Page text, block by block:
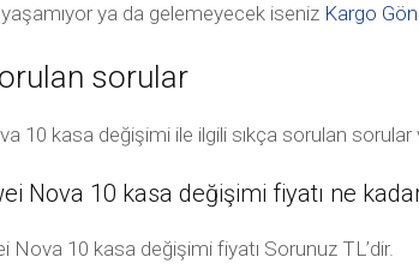
ya da gelemeyecek iseniz Kargo
sorular
10 kasa değişimi ile ilgili sıkça sorulan sorular
Nova 10 kasa değişimi fiyatı ne
Nova 10 kasa değişimi fiyatı Sorunuz TL’dir.